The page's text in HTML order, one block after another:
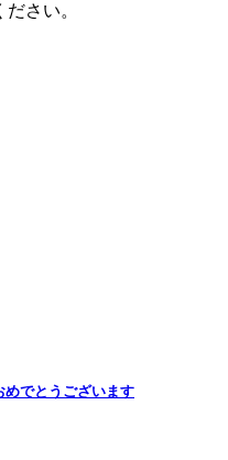
さい。
でとうございます